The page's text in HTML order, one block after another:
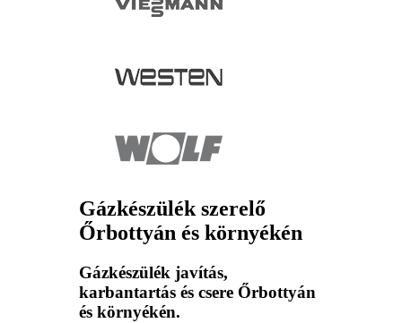
Gázkészülék szerelő
Őrbottyán és környékén
Gázkészülék javítás,
karbantartás és csere Őrbottyán
és környékén.